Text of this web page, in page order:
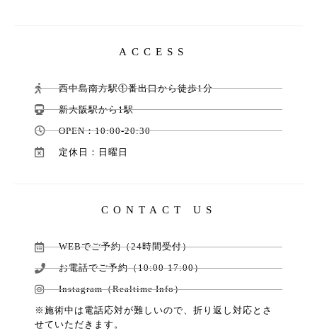
ACCESS
西中島南方駅①番出口から徒歩1分
新大阪駅から1駅
OPEN：10:00-20:30
定休日：日曜日
CONTACT US
WEBでご予約（24時間受付）
お電話でご予約（10:00-17:00）
Instagram（Realtime Info）
※施術中は電話応対が難しいので、折り返し対応とさ
せていただきます。